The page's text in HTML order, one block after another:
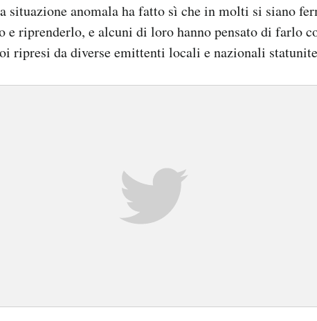
situazione anomala ha fatto sì che in molti si siano
e riprenderlo, e alcuni di loro hanno pensato di farlo
ripresi da diverse emittenti locali e nazionali